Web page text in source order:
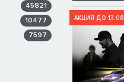
45821
10477
7597
АКЦИЯ ДО 13.08